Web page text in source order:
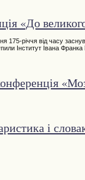
«До
175-річчя від часу
Інститут Івана
і